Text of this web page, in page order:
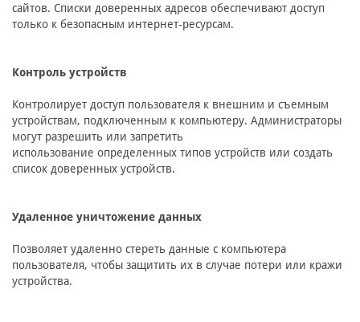
сайтов. Списки доверенных адресов обеспечивают доступ
только к безопасным интернет-ресурсам.
Контроль устройств
Контролирует доступ пользователя к внешним и съемным
устройствам, подключенным к компьютеру. Администраторы
могут разрешить или запретить
использование определенных типов устройств или создать
список доверенных устройств.
Удаленное уничтожение данных
Позволяет удаленно стереть данные с компьютера
пользователя, чтобы защитить их в случае потери или кражи
устройства.